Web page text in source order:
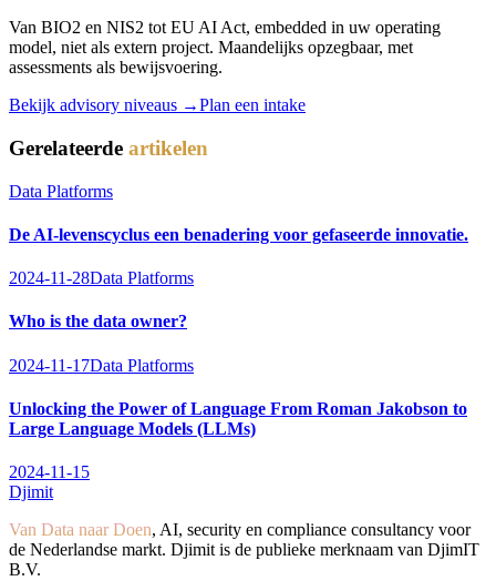
Van BIO2 en NIS2 tot EU AI Act, embedded in uw operating
model, niet als extern project. Maandelijks opzegbaar, met
assessments als bewijsvoering.
Bekijk advisory niveaus →Plan een intake
Gerelateerde artikelen
Data Platforms
De AI-levenscyclus een benadering voor gefaseerde innovatie.
2024-11-28Data Platforms
Who is the data owner?
2024-11-17Data Platforms
Unlocking the Power of Language From Roman Jakobson to
Large Language Models (LLMs)
2024-11-15
Djimit
Van Data naar Doen, AI, security en compliance consultancy voor
de Nederlandse markt. Djimit is de publieke merknaam van DjimIT
B.V.